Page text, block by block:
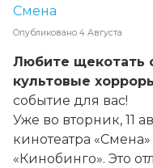
Опубликовано 4 Августа
Смена
Любите щекотать
культовые
событие для вас!
Уже во вторник, 11
кинотеатра
«Кинобинго». Это